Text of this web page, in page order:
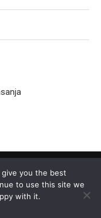
Mitrovica
you the best
to use this site we
with it.